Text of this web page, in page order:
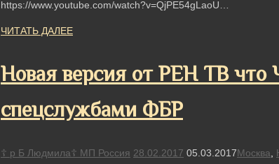
https://www.youtube.com/watch?v=QjPE54gLaoU…
ЧИТАТЬ ДАЛЕЕ
Новая версия от РЕН ТВ что
спецслужбами ФБР
☦ р Б Людмила☦ МП Россия 28.02.2017 05.03.2017Москва